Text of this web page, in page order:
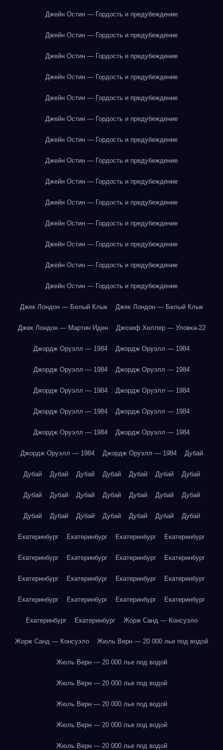
Джейн Остин — Гордость и предубеждение
Джейн Остин — Гордость и предубеждение
Джейн Остин — Гордость и предубеждение
Джейн Остин — Гордость и предубеждение
Джейн Остин — Гордость и предубеждение
Джейн Остин — Гордость и предубеждение
Джейн Остин — Гордость и предубеждение
Джейн Остин — Гордость и предубеждение
Джейн Остин — Гордость и предубеждение
Джейн Остин — Гордость и предубеждение
Джейн Остин — Гордость и предубеждение
Джейн Остин — Гордость и предубеждение
Джейн Остин — Гордость и предубеждение
Джейн Остин — Гордость и предубеждение
Джек Лондон — Белый Клык Джек Лондон — Белый Клык
Джек Лондон — Мартин Иден Джозеф Хеллер — Уловка-22
Джордж Оруэлл — 1984 Джордж Оруэлл — 1984
Джордж Оруэлл — 1984 Джордж Оруэлл — 1984
Джордж Оруэлл — 1984 Джордж Оруэлл — 1984
Джордж Оруэлл — 1984 Джордж Оруэлл — 1984
Джордж Оруэлл — 1984 Джордж Оруэлл — 1984
Джордж Оруэлл — 1984 Джордж Оруэлл — 1984 Дубай
Дубай Дубай Дубай Дубай Дубай Дубай Дубай
Дубай Дубай Дубай Дубай Дубай Дубай Дубай
Дубай Дубай Дубай Дубай Дубай Дубай Дубай
Екатеринбург Екатеринбург Екатеринбург Екатеринбург
Екатеринбург Екатеринбург Екатеринбург Екатеринбург
Екатеринбург Екатеринбург Екатеринбург Екатеринбург
Екатеринбург Екатеринбург Екатеринбург Екатеринбург
Екатеринбург Екатеринбург Жорж Санд — Консуэло
Жорж Санд — Консуэло Жюль Верн — 20 000 лье под водой
Жюль Верн — 20 000 лье под водой
Жюль Верн — 20 000 лье под водой
Жюль Верн — 20 000 лье под водой
Жюль Верн — 20 000 лье под водой
Жюль Верн — 20 000 лье под водой